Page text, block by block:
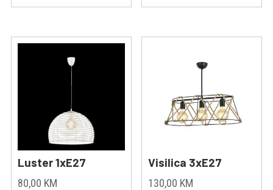
Luster 1xE27
80,00 KM
Visilica 3xE27
130,00 KM